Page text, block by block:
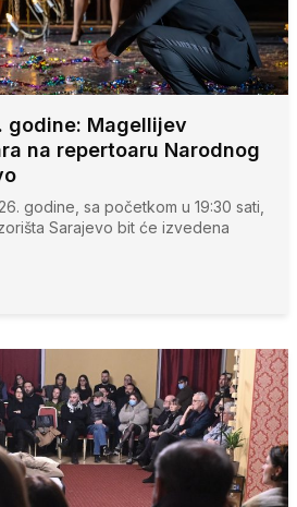
godine: Magellijev
na repertoaru Narodnog
godine, sa početkom u 19:30 sati,
Sarajevo bit će izvedena